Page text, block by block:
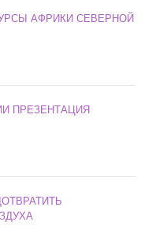
АФРИКИ СЕВЕРНОЙ
ПРЕЗЕНТАЦИЯ